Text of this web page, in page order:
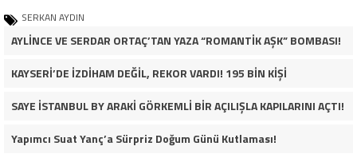
SERKAN AYDIN
AYLİNCE VE SERDAR ORTAÇ’TAN YAZA “ROMANTİK AŞK” BOMBASI!
KAYSERİ’DE İZDİHAM DEĞİL, REKOR VARDI! 195 BİN KİŞİ
SAYE İSTANBUL BY ARAKİ GÖRKEMLİ BİR AÇILIŞLA KAPILARINI AÇTI!
Yapımcı Suat Yanç’a Sürpriz Doğum Günü Kutlaması!